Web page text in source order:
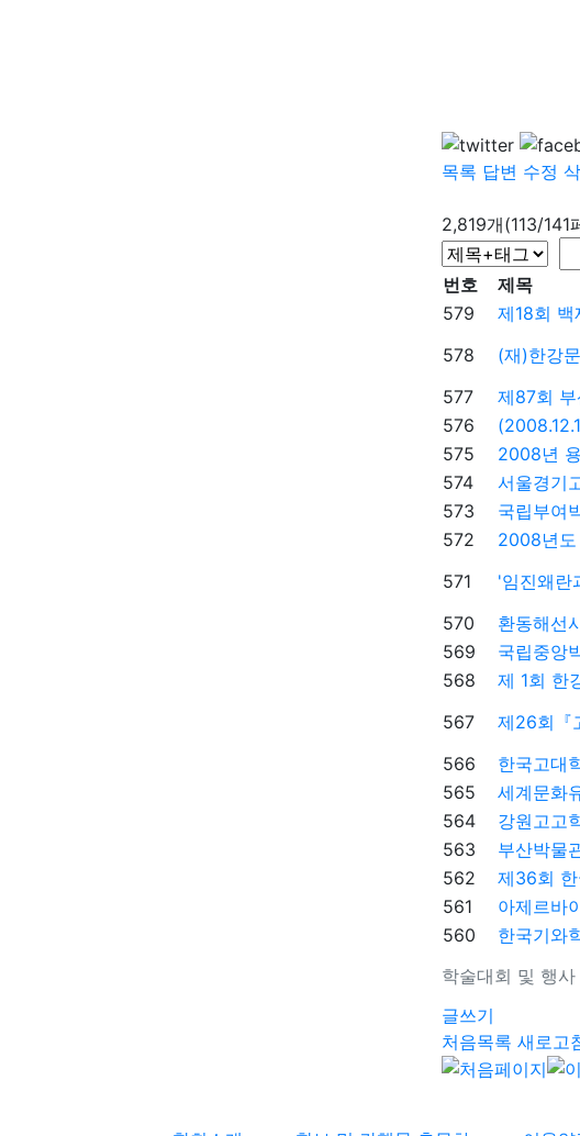
목록 답변 수정
2,819개(113/141
학술대회 및 행사
번호 제목
579
제18회 백
578
(재)한강
577
제87회
576
575
2008년
574
서울경기
573
국립부여
572
2008년도
571
'임진왜란
570
환동해선
569
국립중앙
568
제 1회 한
567
제26회『
566
한국고대
565
세계문화
564
강원고고
563
부산박물
562
제36회
561
아제르바
560
한국기와
글쓰기
처음목록 새로고